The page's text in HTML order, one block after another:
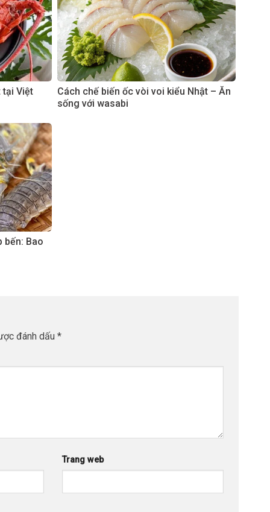
tại Việt
Cách chế biến ốc vòi voi kiểu Nhật – Ăn
sống với wasabi
bến: Bao
đánh dấu *
Trang web